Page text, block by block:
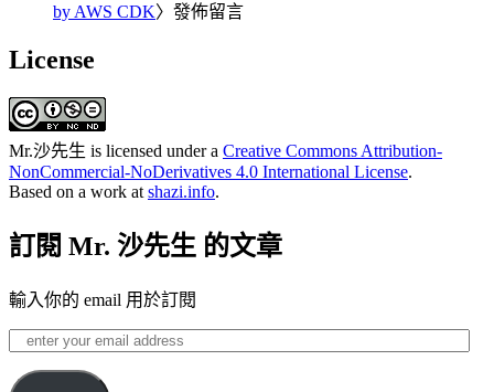
by AWS CDK〉發佈留言
License
Mr.沙先生 is licensed under a Creative Commons Attribution-
NonCommercial-NoDerivatives 4.0 International License.
Based on a work at shazi.info.
訂閱 Mr. 沙先生 的文章
輸入你的 email 用於訂閱
enter
your
email